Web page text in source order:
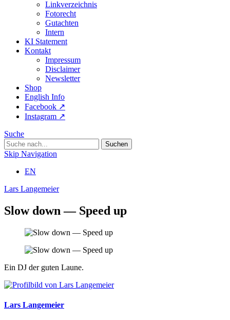
Linkverzeichnis
Fotorecht
Gutachten
Intern
KI Statement
Kontakt
Impressum
Disclaimer
Newsletter
Shop
English Info
Facebook ↗︎
Instagram ↗︎
Suche
Skip Navigation
EN
Lars Langemeier
Slow down — Speed up
Ein DJ der guten Laune.
Lars Langemeier